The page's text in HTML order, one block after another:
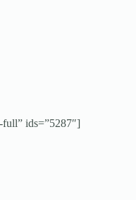
full” ids=”5287″]